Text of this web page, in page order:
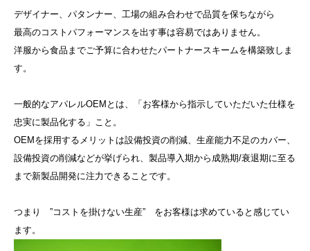
デザイナー、パタンナー、工場の組み合わせで品質を保ちながら
最高のコストパフォーマンスを出す事は容易ではありません。
洋服から食品までご予算に合わせたパートナースキームを構築致しま
す。
一般的なアパレルOEMとは、「お客様から指示していただいた仕様を
忠実に製品化する」こと。
OEMを採用するメリットは設備投資の削減、生産能力不足のカバー、
設備投資の削減などが挙げられ、製品導入期から成熟期/衰退期に至る
まで新製品開発に注力できることです。
つまり ”コストを掛けない生産” をお客様は求めていると感じてい
ます。